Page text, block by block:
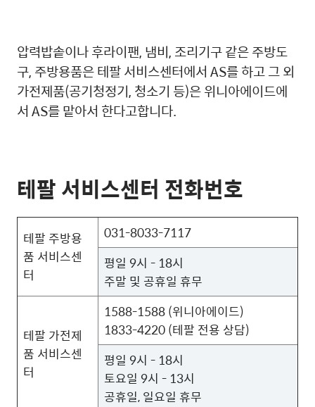
압력밥솥이나 후라이팬, 냄비, 조리기구 같은 주방도
구, 주방용품은 테팔 서비스센터에서 AS를 하고 그 외
가전제품(공기청정기, 청소기 등)은 위니아에이드에
서 AS를 맡아서 한다고합니다.
테팔 서비스센터 전화번호
테팔 주방용
품 서비스센
터
031-8033-7117
평일 9시 - 18시
주말 및 공휴일 휴무
테팔 가전제
품 서비스센
터
1588-1588 (위니아에이드)
1833-4220 (테팔 전용 상담)
평일 9시 - 18시
토요일 9시 - 13시
공휴일, 일요일 휴무